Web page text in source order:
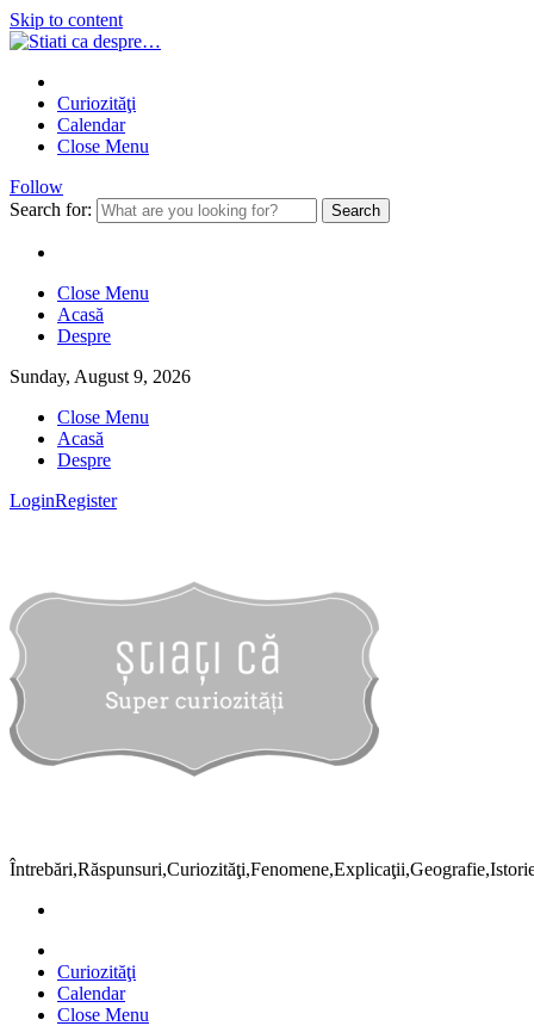
Skip to content
Curiozităţi
Calendar
Close Menu
Follow
Search for:
Close Menu
Acasă
Despre
Sunday, August 9, 2026
Close Menu
Acasă
Despre
LoginRegister
Curiozităţi
Calendar
Close Menu